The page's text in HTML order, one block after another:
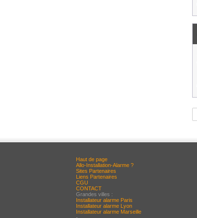
Haut de page
Allo-Installation-Alarme ?
Sites Partenaires
Liens Partenaires
CGU
CONTACT
Grandes villes :
Installateur alarme Paris
Installateur alarme Lyon
Installateur alarme Marseille